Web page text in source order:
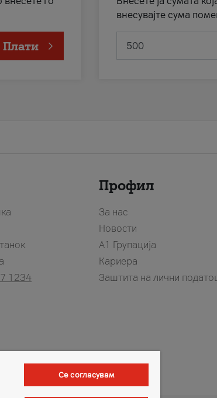
Плати
внесувајте сума
1234
Профил
За нас
Новости
А1 Групација
Кариера
Заштита на лични
Се согласувам